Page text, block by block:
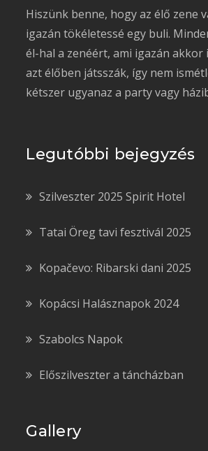
Hiszünk benne, hogy az élő zene
igazán tökéletessé egy buli.
él-hal a zenéért, ami igazán akkor
azt élőben játsszák, így nem
kétszer ugyanaz a party vagy
Legutóbbi bejegyzés
Szilveszter 2025 Spirit Hotel
Tatai Öreg tavi fesztivál 2025
Kopačevo: Ribarski dani 2025
Kopácsi Halásznapok 2024
Szabolcs Napok
Előszilveszter a táncházban
Gallery